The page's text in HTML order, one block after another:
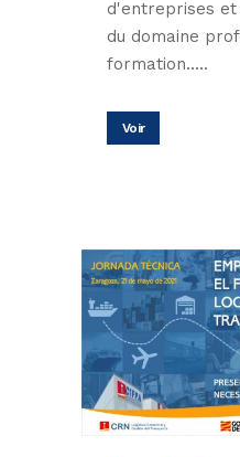
d'entreprises
du domaine
formation.....
Voir